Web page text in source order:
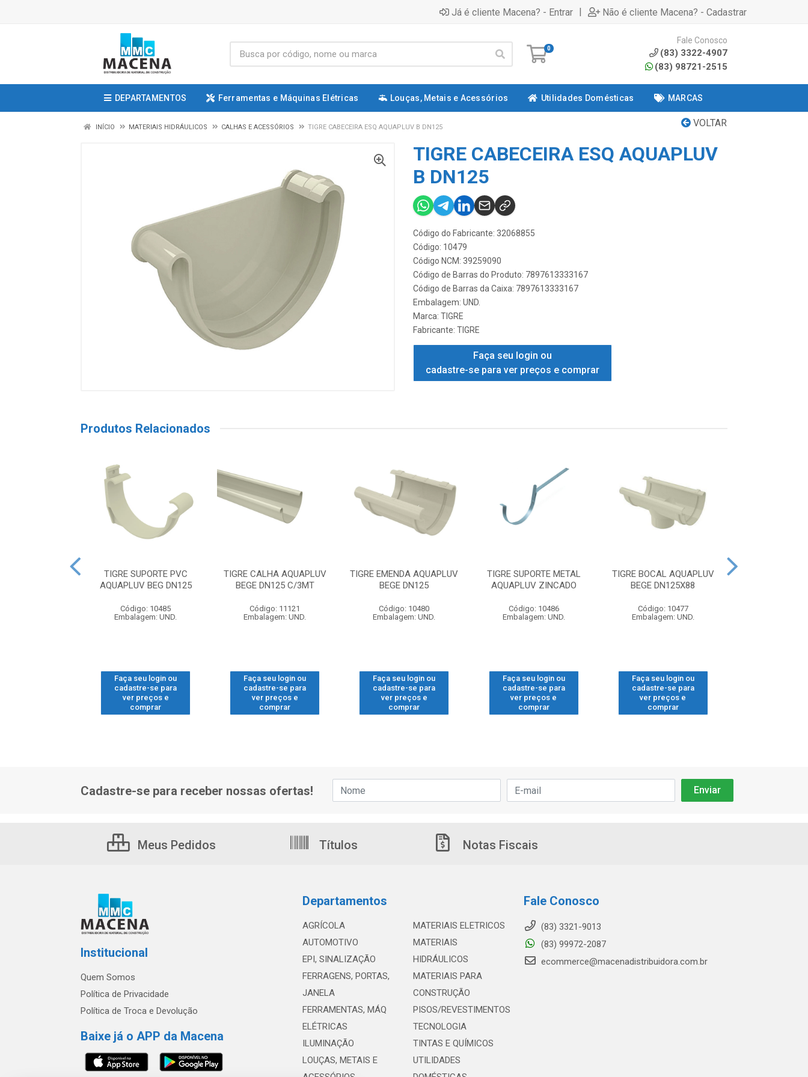
Já é cliente Macena? - Entrar | Não é cliente Macena? - Cadastrar
0
Fale Conosco
(83) 3322-4907
(83) 98721-2515
DEPARTAMENTOS Ferramentas e Máquinas Elétricas Louças, Metais e Acessórios Utilidades Domésticas MARCAS
VOLTAR
INÍCIO MATERIAIS HIDRÁULICOS CALHAS E ACESSÓRIOS TIGRE CABECEIRA ESQ AQUAPLUV B DN125
TIGRE CABECEIRA ESQ AQUAPLUV
B DN125
Código do Fabricante: 32068855
Código: 10479
Código NCM: 39259090
Código de Barras do Produto: 7897613333167
Código de Barras da Caixa: 7897613333167
Embalagem: UND.
Marca: TIGRE
Fabricante: TIGRE
Faça seu login ou
cadastre-se para ver preços e comprar
Produtos Relacionados
TIGRE SUPORTE PVC
AQUAPLUV BEG DN125
Código: 10485
Embalagem: UND.
Faça seu login ou
cadastre-se para
ver preços e
comprar
TIGRE CALHA AQUAPLUV
BEGE DN125 C/3MT
Código: 11121
Embalagem: UND.
Faça seu login ou
cadastre-se para
ver preços e
comprar
TIGRE EMENDA AQUAPLUV
BEGE DN125
Código: 10480
Embalagem: UND.
Faça seu login ou
cadastre-se para
ver preços e
comprar
TIGRE SUPORTE METAL
AQUAPLUV ZINCADO
Código: 10486
Embalagem: UND.
Faça seu login ou
cadastre-se para
ver preços e
comprar
TIGRE BOCAL AQUAPLUV
BEGE DN125X88
Código: 10477
Embalagem: UND.
Faça seu login ou
cadastre-se para
ver preços e
comprar
Cadastre-se para receber nossas ofertas!
Meus Pedidos Títulos Notas Fiscais
Institucional
Quem Somos
Política de Privacidade
Política de Troca e Devolução
Baixe já o APP da Macena
Departamentos
AGRÍCOLA
AUTOMOTIVO
EPI, SINALIZAÇÃO
FERRAGENS, PORTAS,
JANELA
FERRAMENTAS, MÁQ
ELÉTRICAS
ILUMINAÇÃO
LOUÇAS, METAIS E
MATERIAIS ELETRICOS
MATERIAIS
HIDRÁULICOS
MATERIAIS PARA
CONSTRUÇÃO
PISOS/REVESTIMENTOS
TECNOLOGIA
TINTAS E QUÍMICOS
UTILIDADES
Fale Conosco
(83) 3321-9013
(83) 99972-2087
ecommerce@macenadistribuidora.com.br